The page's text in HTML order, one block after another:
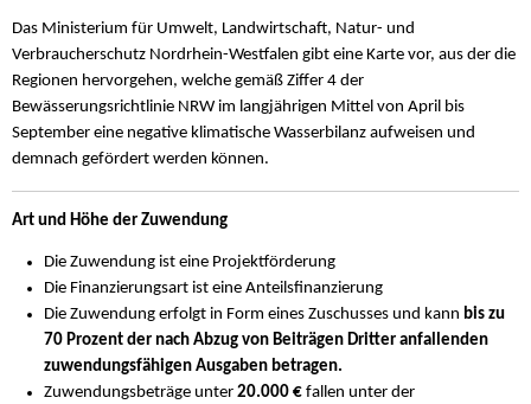
Das Ministerium für Umwelt, Landwirtschaft, Natur- und
Verbraucherschutz Nordrhein-Westfalen gibt eine Karte vor, aus der die
Regionen hervorgehen, welche gemäß Ziffer 4 der
Bewässerungsrichtlinie NRW im langjährigen Mittel von April bis
September eine negative klimatische Wasserbilanz aufweisen und
demnach gefördert werden können.
Art und Höhe der Zuwendung
Die Zuwendung ist eine Projektförderung
Die Finanzierungsart ist eine Anteilsfinanzierung
Die Zuwendung erfolgt in Form eines Zuschusses und kann bis zu
70 Prozent der nach Abzug von Beiträgen Dritter anfallenden
zuwendungsfähigen Ausgaben betragen.
Zuwendungsbeträge unter20.000 € fallen unter der